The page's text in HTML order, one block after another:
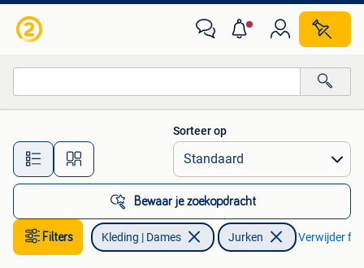
Alle afstanden…
Sorteer op
Bewaar je zoekopdracht
Filters Kleding | Dames Jurken Verwijder